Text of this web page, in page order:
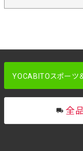
YOCABITOスポーツ
全